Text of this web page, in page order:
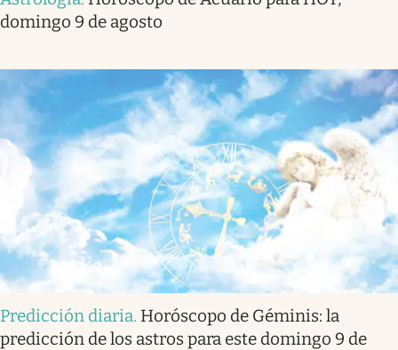
domingo 9 de agosto
Predicción diaria. Horóscopo de Géminis: la
predicción de los astros para este domingo 9 de